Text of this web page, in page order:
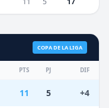
COPA DE LA LIGA
PTS PJ DIF
11 5 +4